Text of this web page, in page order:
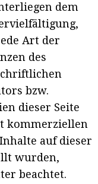
dem
Art der
des
bzw.
dieser Seite
kommerziellen
auf dieser
wurden,
beachtet.